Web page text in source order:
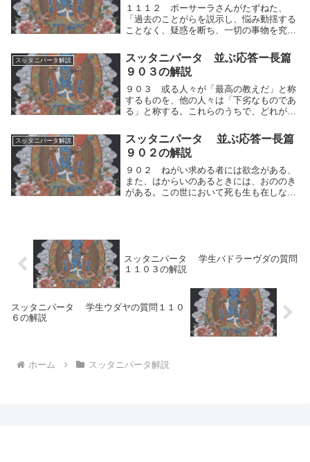
１１１２ ポーサーラさんがたずねた、
「過去のことがらを説示し、悩み動揺する
ことなく、疑惑を断ち、一切の事物を究め
こに来ました。１１１３ 物質的なかたち
の想いを離れ、身体をすっかり捨て去り、
内にも外にも『...
スッタニパータ解説
スッタニパータ 並ぶ応答ー長篇
９０３の解説
９０３ 或る人々が「最高の教えだ」と称
するものを、他の人々は「下劣なものであ
る」と称する。これらのうちで、どれが真
らこそ真理に達した者であると称している
のであるが。或る人々が「最高の教えだ」
と称するもの...
スッタニパータ解説
スッタニパータ 並ぶ応答ー長篇
９０２の解説
９０２ ねがい求める者には欲念がある、
また、はからいのあるときには、おののき
がある。この世において死も生も在しない
スッタニパータ 学生バドラーヴダの質問
１１０３の解説
スッタニパータ 学生ウダヤの質問１１０
６の解説
ホーム スッタニパータ解説